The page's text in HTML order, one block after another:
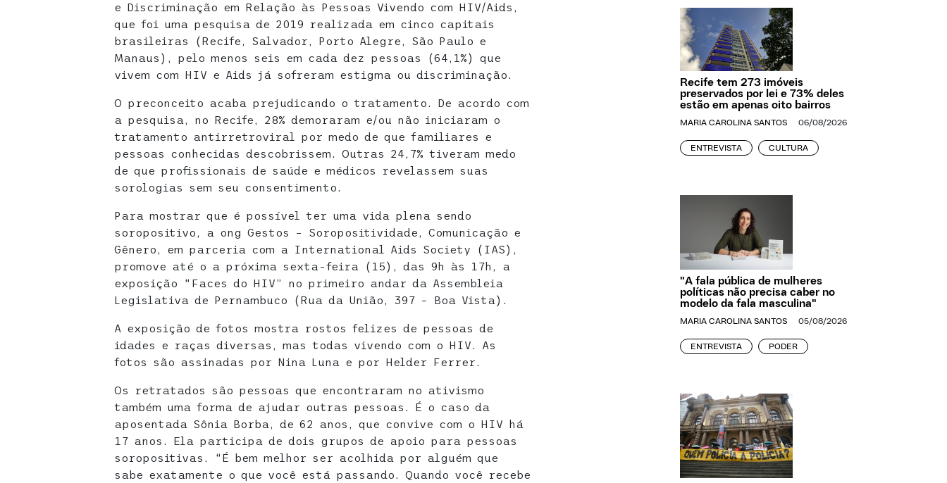
e Discriminação em Relação às Pessoas Vivendo com HIV/Aids,
que foi uma pesquisa de 2019 realizada em cinco capitais
brasileiras (Recife, Salvador, Porto Alegre, São Paulo e
Manaus), pelo menos seis em cada dez pessoas (64,1%) que
vivem com HIV e Aids já sofreram estigma ou discriminação.
O preconceito acaba prejudicando o tratamento. De acordo com
a pesquisa, no Recife, 28% demoraram e/ou não iniciaram o
tratamento antirretroviral por medo de que familiares e
pessoas conhecidas descobrissem. Outras 24,7% tiveram medo
de que profissionais de saúde e médicos revelassem suas
sorologias sem seu consentimento.
Para mostrar que é possível ter uma vida plena sendo
soropositivo, a ong Gestos – Soropositividade, Comunicação e
Gênero, em parceria com a International Aids Society (IAS),
promove até o a próxima sexta-feira (15), das 9h às 17h, a
exposição “Faces do HIV” no primeiro andar da Assembleia
Legislativa de Pernambuco (Rua da União, 397 – Boa Vista).
A exposição de fotos mostra rostos felizes de pessoas de
idades e raças diversas, mas todas vivendo com o HIV. As
fotos são assinadas por Nina Luna e por Helder Ferrer.
Os retratados são pessoas que encontraram no ativismo
também uma forma de ajudar outras pessoas. É o caso da
aposentada Sônia Borba, de 62 anos, que convive com o HIV há
17 anos. Ela participa de dois grupos de apoio para pessoas
soropositivas. “É bem melhor ser acolhida por alguém que
sabe exatamente o que você está passando. Quando você recebe
Recife tem 273 imóveis
preservados por lei e 73% deles
estão em apenas oito bairros
MARIA CAROLINA SANTOS 06/08/2026
ENTREVISTA CULTURA
"A fala pública de mulheres
políticas não precisa caber no
modelo da fala masculina"
MARIA CAROLINA SANTOS 05/08/2026
ENTREVISTA PODER